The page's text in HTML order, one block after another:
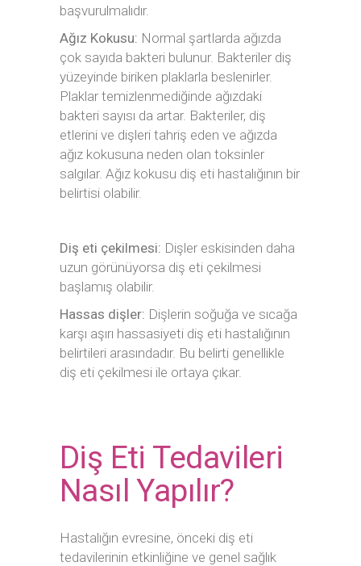
başvurulmalıdır.
Ağız Kokusu: Normal şartlarda ağızda
çok sayıda bakteri bulunur. Bakteriler diş
yüzeyinde biriken plaklarla beslenirler.
Plaklar temizlenmediğinde ağızdaki
bakteri sayısı da artar. Bakteriler, diş
etlerini ve dişleri tahriş eden ve ağızda
ağız kokusuna neden olan toksinler
salgılar. Ağız kokusu diş eti hastalığının bir
belirtisi olabilir.
Diş eti çekilmesi: Dişler eskisinden daha
uzun görünüyorsa diş eti çekilmesi
başlamış olabilir.
Hassas dişler: Dişlerin soğuğa ve sıcağa
karşı aşırı hassasiyeti diş eti hastalığının
belirtileri arasındadır. Bu belirti genellikle
diş eti çekilmesi ile ortaya çıkar.
Diş Eti Tedavileri
Nasıl Yapılır?
Hastalığın evresine, önceki diş eti
tedavilerinin etkinliğine ve genel sağlık